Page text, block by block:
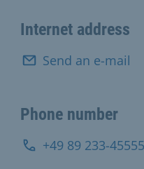
Internet address
Send an e-mail
Phone number
+49 89 233-45555